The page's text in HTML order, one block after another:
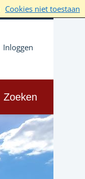
Cookies niet toestaan
Inloggen